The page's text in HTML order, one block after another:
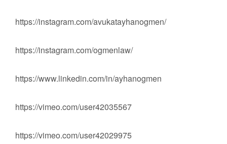
https://instagram.com/avukatayhanogmen/
https://instagram.com/ogmenlaw/
https://www.linkedin.com/in/ayhanogmen
https://vimeo.com/user42035567
https://vimeo.com/user42029975